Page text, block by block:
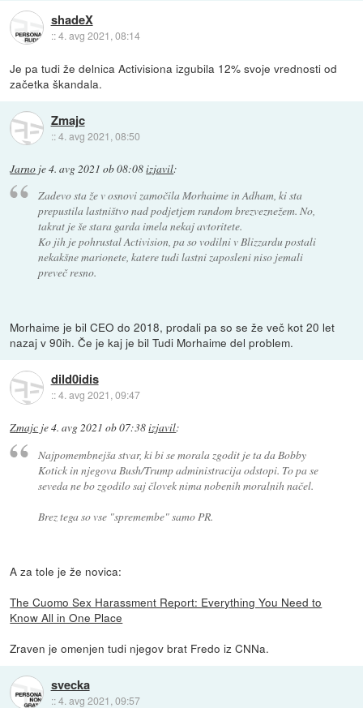
shadeX
::4. avg 2021, 08:14
Je pa tudi že delnica Activisiona izgubila 12% svoje vrednosti od
začetka škandala.
Zmajc
::4. avg 2021, 08:50
Jarno je4. avg 2021 ob 08:08izjavil:
Zadevo sta že v osnovi zamočila Morhaime in Adham, ki sta
prepustila lastništvo nad podjetjem random brezveznežem. No,
takrat je še stara garda imela nekaj avtoritete.
Ko jih je pohrustal Activision, pa so vodilni v Blizzardu postali
nekakšne marionete, katere tudi lastni zaposleni niso jemali
preveč resno.
Morhaime je bil CEO do 2018, prodali pa so se že več kot 20 let
nazaj v 90ih. Če je kaj je bil Tudi Morhaime del problem.
dild0idis
::4. avg 2021, 09:47
Zmajc je4. avg 2021 ob 07:38izjavil:
Najpomembnejša stvar, ki bi se morala zgodit je ta da Bobby
Kotick in njegova Bush/Trump administracija odstopi. To pa se
seveda ne bo zgodilo saj človek nima nobenih moralnih načel.
Brez tega so vse "spremembe" samo PR.
A za tole je že novica:
The Cuomo Sex Harassment Report: Everything You Need to
Know All in One Place
Zraven je omenjen tudi njegov brat Fredo iz CNNa.
svecka
::4. avg 2021, 09:57